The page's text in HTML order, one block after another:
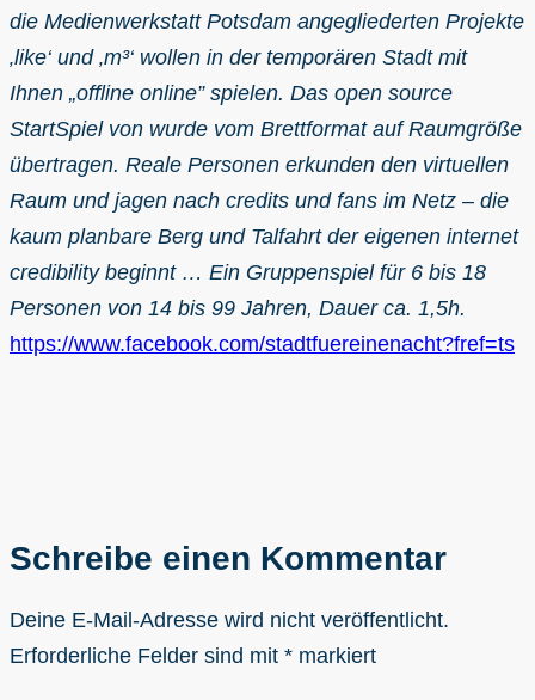
die Medienwerkstatt Potsdam angegliederten Projekte
‚like‘ und ‚m³‘ wollen in der temporären Stadt mit
Ihnen „offline online” spielen. Das open source
StartSpiel von wurde vom Brettformat auf Raumgröße
übertragen. Reale Personen erkunden den virtuellen
Raum und jagen nach credits und fans im Netz – die
kaum planbare Berg und Talfahrt der eigenen internet
credibility beginnt … Ein Gruppenspiel für 6 bis 18
Personen von 14 bis 99 Jahren, Dauer ca. 1,5h.
https://www.facebook.com/stadtfuereinenacht?fref=ts
Schreibe einen Kommentar
Deine E-Mail-Adresse wird nicht veröffentlicht.
Erforderliche Felder sind mit * markiert